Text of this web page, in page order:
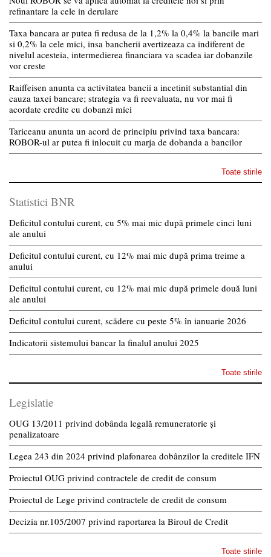
refinantare la cele in derulare
Taxa bancara ar putea fi redusa de la 1,2% la 0,4% la bancile mari
si 0,2% la cele mici, insa bancherii avertizeaza ca indiferent de
nivelul acesteia, intermedierea financiara va scadea iar dobanzile
vor creste
Raiffeisen anunta ca activitatea bancii a incetinit substantial din
cauza taxei bancare; strategia va fi reevaluata, nu vor mai fi
acordate credite cu dobanzi mici
Tariceanu anunta un acord de principiu privind taxa bancara:
ROBOR-ul ar putea fi inlocuit cu marja de dobanda a bancilor
Toate stirile
Statistici BNR
Deficitul contului curent, cu 5% mai mic după primele cinci luni
ale anului
Deficitul contului curent, cu 12% mai mic după prima treime a
anului
Deficitul contului curent, cu 12% mai mic după primele două luni
ale anului
Deficitul contului curent, scădere cu peste 5% în ianuarie 2026
Indicatorii sistemului bancar la finalul anului 2025
Toate stirile
Legislatie
OUG 13/2011 privind dobânda legală remuneratorie și
penalizatoare
Legea 243 din 2024 privind plafonarea dobânzilor la creditele IFN
Proiectul OUG privind contractele de credit de consum
Proiectul de Lege privind contractele de credit de consum
Decizia nr.105/2007 privind raportarea la Biroul de Credit
Toate stirile